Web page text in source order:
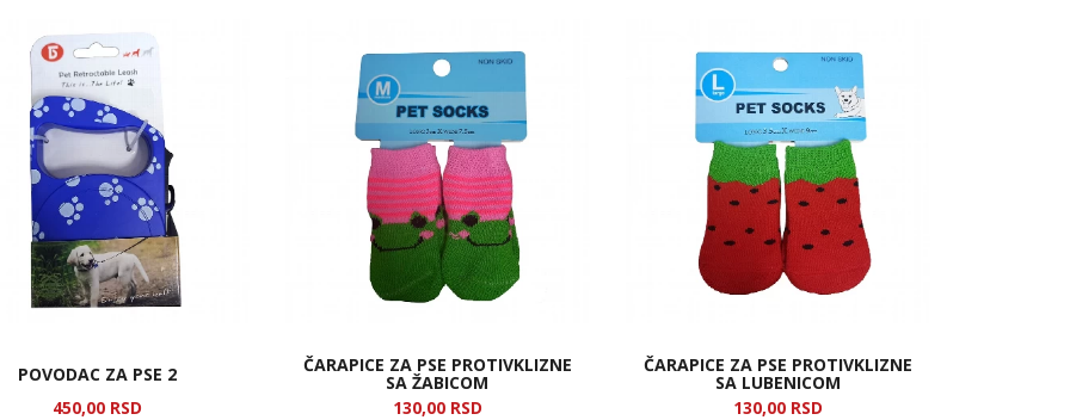
POVODAC ZA PSE 2
450,00 RSD
ČARAPICE ZA PSE PROTIVKLIZNE
SA ŽABICOM
130,00 RSD
ČARAPICE ZA PSE PROTIVKLIZNE
SA LUBENICOM
130,00 RSD